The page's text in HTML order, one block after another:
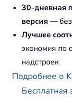
30-дневная
версия — без
Лучшее
экономия по
надстроек
Подробнее о
Бесплатная